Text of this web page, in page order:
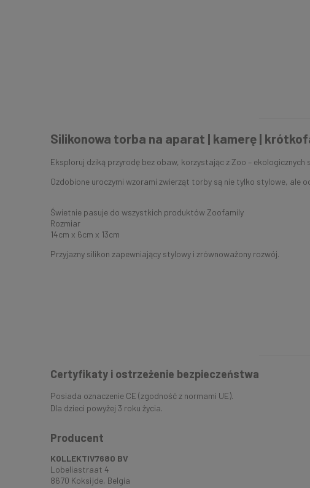
Silikonowa torba na aparat | kamerę |
Eksploruj dziką przyrodę bez obaw, korzystając z Zoo –
Ozdobione uroczymi wzorami zwierząt torby są nie tylko stylowe, ale
Świetnie pasuje do wszystkich produktów Zoofamily
Rozmiar
14cm x 6cm x 13cm
Przyjazny silikon zapewniający stylowy i zrównoważony rozwój.
Certyfikaty i ostrzeżenie bezpieczeństwa
Posiada oznaczenie CE (zgodność z normami UE).
Dla dzieci powyżej 3 roku życia.
Producent
KOLLEKTIV7680 BV
Lobeliastraat 4
8670 Koksijde, Belgia